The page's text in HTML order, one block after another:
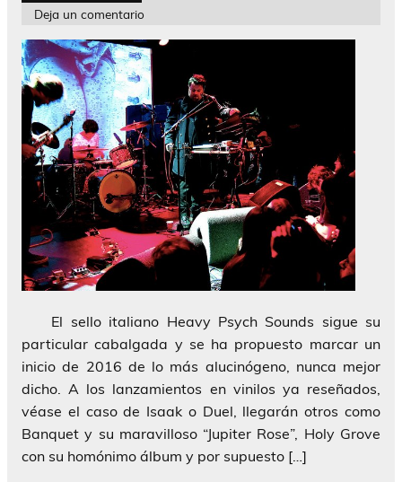
Deja un comentario
El sello italiano Heavy Psych Sounds sigue su
particular cabalgada y se ha propuesto marcar un
inicio de 2016 de lo más alucinógeno, nunca mejor
dicho. A los lanzamientos en vinilos ya reseñados,
véase el caso de Isaak o Duel, llegarán otros como
Banquet y su maravilloso “Jupiter Rose”, Holy Grove
con su homónimo álbum y por supuesto […]